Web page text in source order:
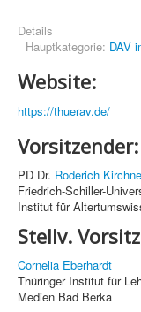
Details
Hauptkategorie: DAV
Website:
https://thuerav.de/
Vorsitzender:
PD Dr. Roderich
Friedrich-Schiller-
Institut für
Stellv.
Cornelia Eberhardt
Thüringer Institut für
Medien Bad Berka